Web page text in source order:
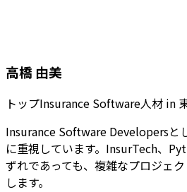
高橋 由美
トップInsurance Software人材 in
Insurance Software Developersと
に重視しています。InsurTech、
ずれであっても、複雑なプロジェ
します。